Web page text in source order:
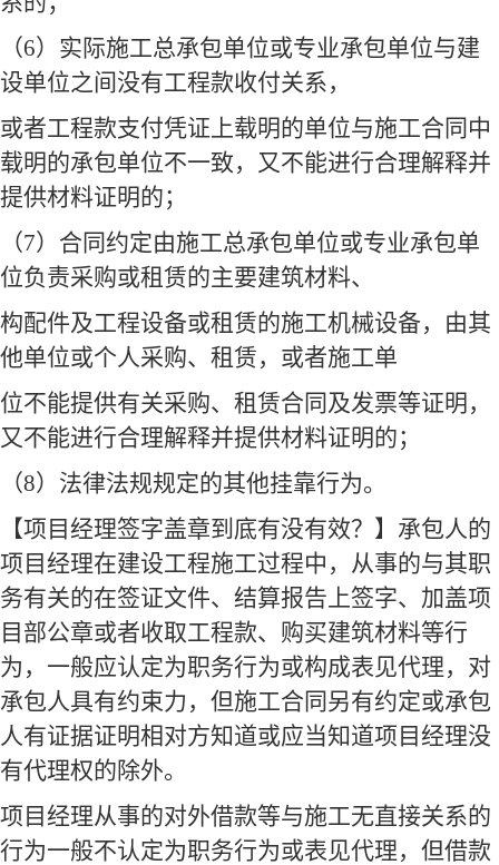
（6）实际施工总承包单位或专业承包单位与建
设单位之间没有工程款收付关系，
或者工程款支付凭证上载明的单位与施工合同中
载明的承包单位不一致，又不能进行合理解释并
提供材料证明的；
（7）合同约定由施工总承包单位或专业承包单
位负责采购或租赁的主要建筑材料、
构配件及工程设备或租赁的施工机械设备，由其
他单位或个人采购、租赁，或者施工单
位不能提供有关采购、租赁合同及发票等证明，
又不能进行合理解释并提供材料证明的；
（8）法律法规规定的其他挂靠行为。
【项目经理签字盖章到底有没有效？】承包人的
项目经理在建设工程施工过程中，从事的与其职
务有关的在签证文件、结算报告上签字、加盖项
目部公章或者收取工程款、购买建筑材料等行
为，一般应认定为职务行为或构成表见代理，对
承包人具有约束力，但施工合同另有约定或承包
人有证据证明相对方知道或应当知道项目经理没
有代理权的除外。
项目经理从事的对外借款等与施工无直接关系的
行为一般不认定为职务行为或表见代理，但借款